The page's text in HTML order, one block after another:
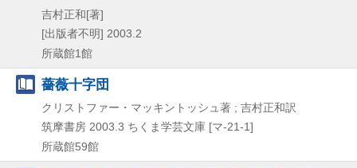
吉村正和[著]
[出版者不明] 2003.2
所蔵館1館
薔薇十字団
クリストファー・マッキントッシュ著 ; 吉村正和訳
筑摩書房 2003.3 ちくま学芸文庫 [マ-21-1]
所蔵館59館